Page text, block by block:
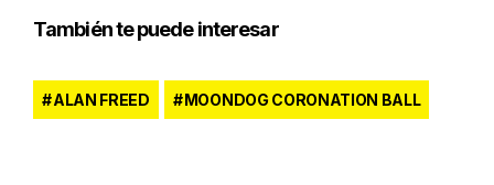
También te puede interesar
ALAN FREED MOONDOG CORONATION BALL